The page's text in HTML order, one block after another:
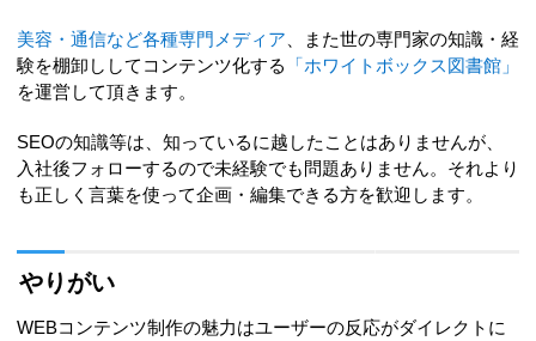
美容・通信など各種専門メディア 、また世の専門家の知識・経
験を棚卸ししてコンテンツ化する
「ホワイトボックス図書館」
を運営して頂きます。
SEOの知識等は、知っているに越したことはありませんが、
入社後フォローするので未経験でも問題ありません。それより
も正しく言葉を使って企画・編集できる方を歓迎します。
やりがい
WEBコンテンツ制作の魅力はユーザーの反応がダイレクトに